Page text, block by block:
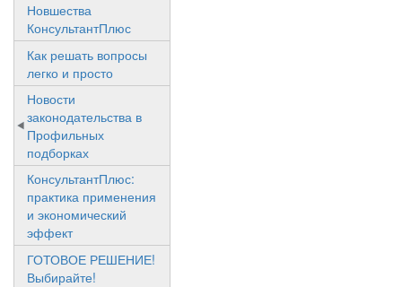
Новшества
КонсультантПлюс
Как решать вопросы
легко и просто
Новости
законодательства в
Профильных
подборках
КонсультантПлюс:
практика применения
и экономический
эффект
ГОТОВОЕ РЕШЕНИЕ!
Выбирайте!